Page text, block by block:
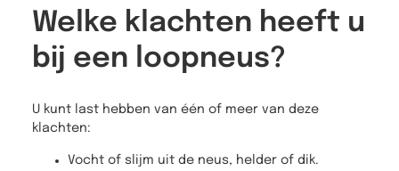
Welke klachten heeft u
bij een loopneus?
U kunt last hebben van één of meer van deze
klachten:
Vocht of slijm uit de neus, helder of dik.